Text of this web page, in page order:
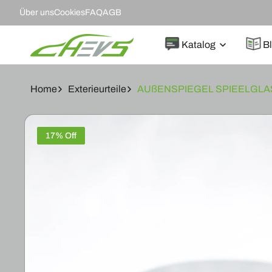
ZUM
INHALT
Über unsCookiesFAQAGB
Katalog
Home Exterieurteile AUßENSPIEGEL
PRODUKTINFORMATIONEN
SPRINGEN17% Off